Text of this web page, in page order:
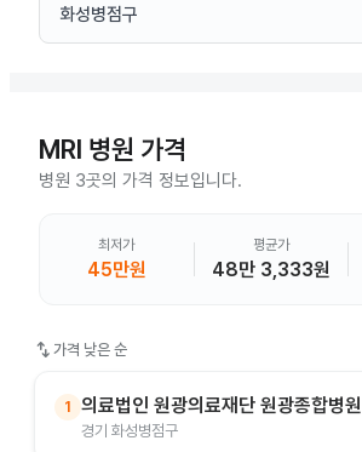
화성병점구
MRI 병원 가격
병원 3곳의 가격 정보입니다.
최저가
45만원
평균가
48만 3,333원
swap_vert 가격 낮은 순
1 의료법인 원광의료재단 원광종합병원
경기 화성병점구